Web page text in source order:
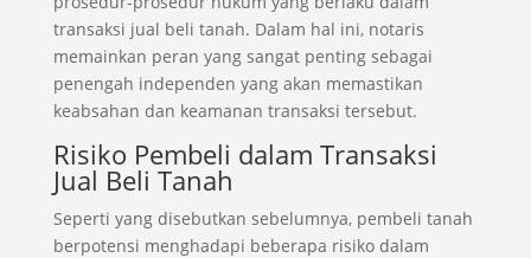
transaksi jual beli tanah. Dalam hal ini, notaris
memainkan peran yang sangat penting sebagai
penengah independen yang akan memastikan
keabsahan dan keamanan transaksi tersebut.
Risiko Pembeli dalam Transaksi
Jual Beli Tanah
Seperti yang disebutkan sebelumnya, pembeli tanah
berpotensi menghadapi beberapa risiko dalam